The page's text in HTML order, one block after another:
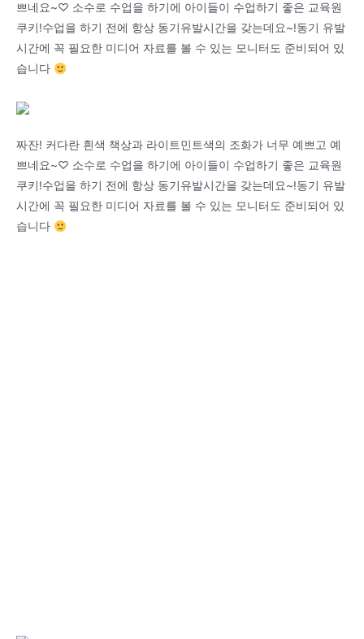
쁘네요~♡ 소수로 수업을 하기에 아이들이 수업하기 좋은 교육원
쿠키!수업을 하기 전에 항상 동기유발시간을 갖는데요~!동기 유발
시간에 꼭 필요한 미디어 자료를 볼 수 있는 모니터도 준비되어 있
습니다
짜잔! 커다란 흰색 책상과 라이트민트색의 조화가 너무 예쁘고 예
쁘네요~♡ 소수로 수업을 하기에 아이들이 수업하기 좋은 교육원
쿠키!수업을 하기 전에 항상 동기유발시간을 갖는데요~!동기 유발
시간에 꼭 필요한 미디어 자료를 볼 수 있는 모니터도 준비되어 있
습니다